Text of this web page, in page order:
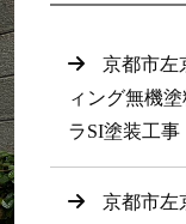
京都市左
ィング無機
ラSI塗装工事
京都市左